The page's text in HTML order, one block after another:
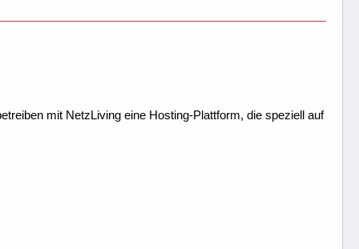
mit NetzLiving eine Hosting-Plattform, die speziell auf